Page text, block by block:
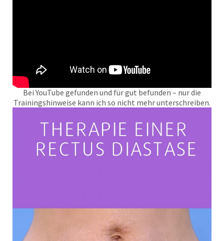
Bei YouTube gefunden und für gut befunden – nur die
Trainingshinweise kann ich so nicht mehr unterschreiben.